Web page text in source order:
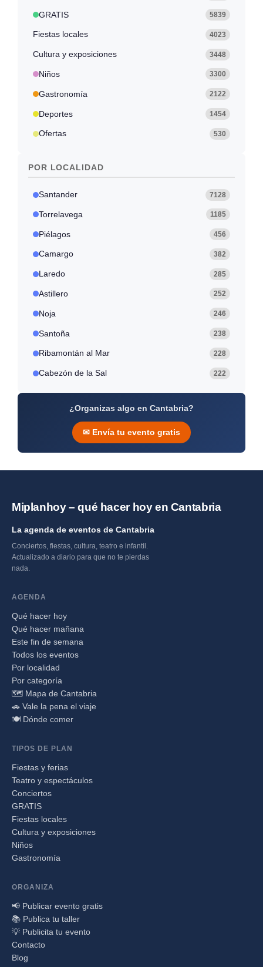
GRATIS 5839
Fiestas locales 4023
Cultura y exposiciones 3448
Niños 3300
Gastronomía 2122
Deportes 1454
Ofertas 530
POR LOCALIDAD
Santander 7128
Torrelavega 1185
Piélagos 456
Camargo 382
Laredo 285
Astillero 252
Noja 246
Santoña 238
Ribamontán al Mar 228
Cabezón de la Sal 222
¿Organizas algo en Cantabria?
✉ Envía tu evento gratis
Miplanhoy – qué hacer hoy en Cantabria
La agenda de eventos de Cantabria
Conciertos, fiestas, cultura, teatro e infantil.
Actualizado a diario para que no te pierdas
nada.
AGENDA
Qué hacer hoy
Qué hacer mañana
Este fin de semana
Todos los eventos
Por localidad
Por categoría
🗺️ Mapa de Cantabria
🚗 Vale la pena el viaje
🍽️ Dónde comer
TIPOS DE PLAN
Fiestas y ferias
Teatro y espectáculos
Conciertos
GRATIS
Fiestas locales
Cultura y exposiciones
Niños
Gastronomía
ORGANIZA
📢 Publicar evento gratis
📚 Publica tu taller
💡 Publicita tu evento
Contacto
Blog